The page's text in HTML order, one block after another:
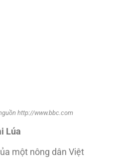
http://www.bbc.com
Lúa
một nông dân Việt